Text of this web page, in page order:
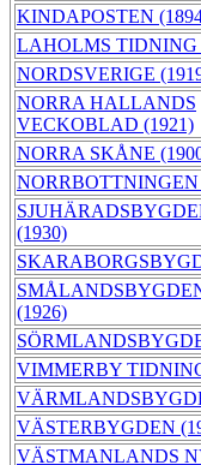
KINDAPOSTEN
LAHOLMS TIDNING
NORDSVERIGE
NORRA HALLANDS
VECKOBLAD (1921)
NORRA SKÅNE
NORRBOTTNINGEN
(1930)
(1926)
VIMMERBY
VÄSTERBYGDEN
VÄSTMANLANDS